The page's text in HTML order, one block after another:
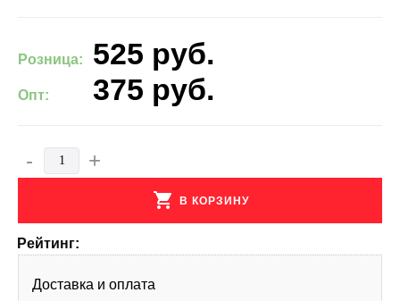
Розница: 525 руб.
Опт: 375 руб.
- +
shopping_cart В КОРЗИНУ
Рейтинг:
Доставка и оплата